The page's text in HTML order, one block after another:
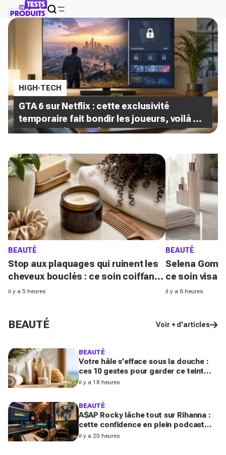
HIGH-TECH
GTA 6 sur Netflix : cette exclusivité
temporaire fait bondir les joueurs, voilà ce
que vous risquez de manquer sans
BEAUTÉ
Stop aux plaquages qui ruinent les
cheveux bouclés : ce soin coiffant
98 % naturel Les Secrets de Loly
il y a 5 heures
BEAUTÉ
Selena
ce soin
pourquoi ce
il y a 6 heures
BEAUTÉ Voir + d'articles
BEAUTÉ
Votre hâle s’efface sous la douche :
ces 10 gestes pour garder ce teint
d’été longtemps sans abîmer votre
il y a 18 heures
BEAUTÉ
A$AP Rocky lâche tout sur Rihanna :
cette confidence en plein podcast
relance enfin ce projet attendu par la
il y a 20 heures